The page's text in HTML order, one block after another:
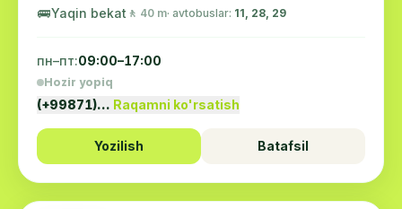
🚌Yaqin bekat 🚶 40 m· avtobuslar: 11, 28, 29
пн–пт:09:00–17:00
Hozir yopiq
(+99871)… Raqamni ko'rsatish
Yozilish Batafsil